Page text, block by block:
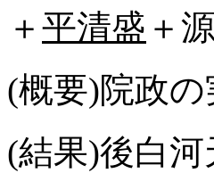
＋ 平清盛 ＋
(概要)院政
(結果)後白河